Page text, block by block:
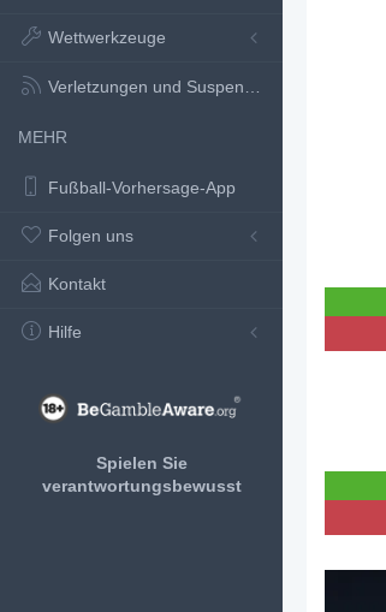
Wettwerkzeuge
Verletzungen und Suspensionen
MEHR
Fußball-Vorhersage-App
Folgen uns
Kontakt
Hilfe
Spielen Sie
verantwortungsbewusst